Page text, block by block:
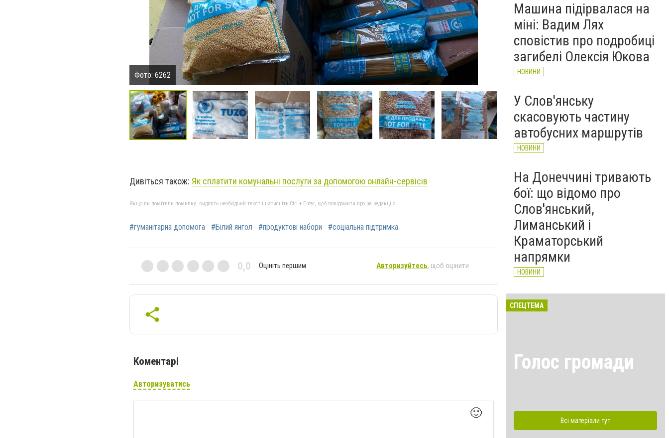
Фото: 6262 Фото: 6262
Дивіться також: Як сплатити комунальні послуги за допомогою онлайн-сервісів
Якщо ви помітили помилку, виділіть необхідний текст і натисніть Ctrl + Enter, щоб повідомити про це редакцію
#гуманітарна допомога #Білий янгол #продуктові набори #соціальна підтримка
0,0 Оцініть першим Авторизуйтесь, щоб оцінити
Коментарі
Авторизуватись
🙂
Машина підірвалася на
міні: Вадим Лях
сповістив про подробиці
загибелі Олексія Юкова
НОВИНИ
У Слов'янську
скасовують частину
автобусних маршрутів
НОВИНИ
На Донеччині тривають
бої: що відомо про
Слов'янський,
Лиманський і
Краматорський
напрямки
НОВИНИ
СПЕЦТЕМА
Голос громади
Всі матеріали тут